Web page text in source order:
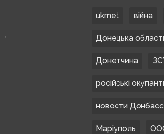
ukrnet війна
Донецька
Донетчина
російські
новости
Маріуполь